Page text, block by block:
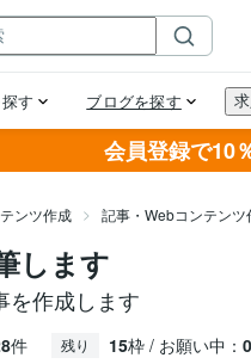
会員登録で10
ンツ作成 記事・Webコンテンツ
します
を作成します
件 残り 15枠 / お願い中： 0